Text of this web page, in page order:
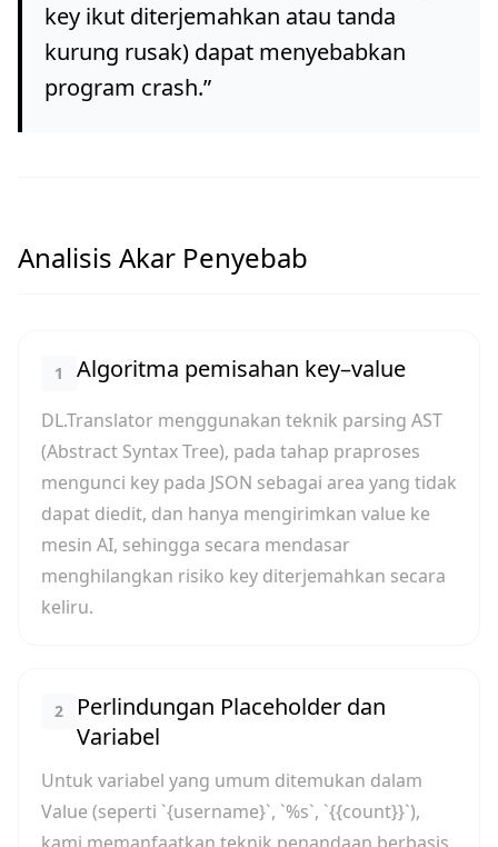
key ikut diterjemahkan atau tanda
kurung rusak) dapat menyebabkan
program crash.”
Analisis Akar Penyebab
1 Algoritma pemisahan key–value
DL.Translator menggunakan teknik parsing AST
(Abstract Syntax Tree), pada tahap praproses
mengunci key pada JSON sebagai area yang tidak
dapat diedit, dan hanya mengirimkan value ke
mesin AI, sehingga secara mendasar
menghilangkan risiko key diterjemahkan secara
keliru.
2
Perlindungan Placeholder dan
Variabel
Untuk variabel yang umum ditemukan dalam
Value (seperti `{username}`, `%s`, `{{count}}`),